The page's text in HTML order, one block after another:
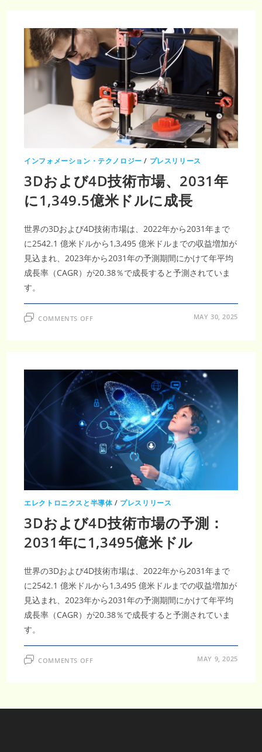
ャ
ナ
ー
市
場、
2033
年
ま
で
に
3
億
3901
万
米
ド
ル
インフォメーション・テクノロジー / プレスリリース
3Dおよび4D技術市場、2031年
に1,349.5億米ドルに成長
世界の3Dおよび4D技術市場は、2022年から2031年まで
に2542.1 億米ドルから1,3,495 億米ドルまでの収益増加が
見込まれ、2023年から2031年の予測期間にかけて年平均
成長率（CAGR）が20.38％で成長すると予測されていま
す。
COMMENTS OFFON
術
市
場、
2031
年
に
1,349.5
億
米
ド
ル
に
MAY 30, 2025
エレクトロニクスと半導体/ プレスリリース
3Dおよび4D技術市場の予測：
2031年に1,3495億米ドル
世界の3Dおよび4D技術市場は、2022年から2031年まで
に2542.1 億米ドルから1,3,495 億米ドルまでの収益増加が
見込まれ、2023年から2031年の予測期間にかけて年平均
成長率（CAGR）が20.38％で成長すると予測されていま
す。
COMMENTS OFFON
術
MAY 9, 2025